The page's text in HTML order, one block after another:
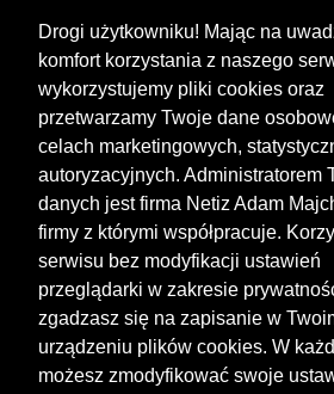
Drogi użytkowniku! Mając na
komfort korzystania z naszego
wykorzystujemy pliki cookies oraz
przetwarzamy Twoje dane
celach marketingowych,
autoryzacyjnych. Administratorem
danych jest firma Netiz Adam
firmy z którymi współpracuje.
serwisu bez modyfikacji ustawień
przeglądarki w zakresie
zgadzasz się na zapisanie w
urządzeniu plików cookies. W
możesz zmodyfikować swoje
Targi
Giełdy Szkolenia
FOLLOW US
© 2026 by MotoWhizzer.com
All rights reserved.